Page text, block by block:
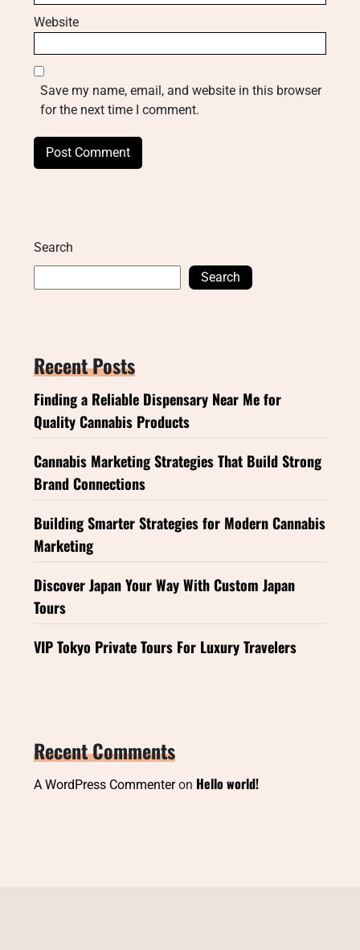
Website
Save my name, email, and website in this browser
for the next time I comment.
Search
Search
Recent Posts
Finding a Reliable Dispensary Near Me for
Quality Cannabis Products
Cannabis Marketing Strategies That Build Strong
Brand Connections
Building Smarter Strategies for Modern Cannabis
Marketing
Discover Japan Your Way With Custom Japan
Tours
VIP Tokyo Private Tours For Luxury Travelers
Recent Comments
A WordPress Commenteron Hello world!